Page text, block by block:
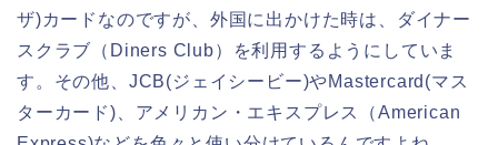
ザ)カードなのですが、外国に出かけた時は、ダイナー
スクラブ（Diners Club）を利用するようにしていま
す。その他、JCB(ジェイシービー)やMastercard(マス
ターカード)、アメリカン・エキスプレス（American